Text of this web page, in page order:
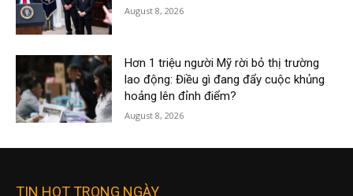
August 8, 2026
Hơn 1 triệu người Mỹ rời bỏ thị trường
lao động: Điều gì đang đẩy cuộc khủng
hoảng lên đỉnh điểm?
August 8, 2026
TIN HOT TRONG NGÀY